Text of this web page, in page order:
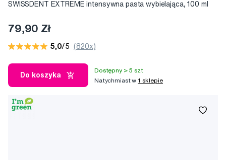
SWISSDENT EXTREME intensywna pasta wybielająca, 100 ml
79,90 Zł
5,0/5 (820x)
Do koszyka
Dostępny > 5 szt
Natychmiast w1 sklepie